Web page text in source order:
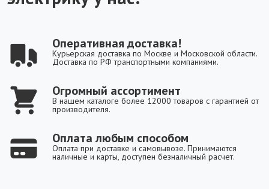
Оперативная доставка!
Курьерская доставка по Москве и Московской области.
Доставка по РФ транспортными компаниями.
Огромный ассортимент
В нашем каталоге более 12000 товаров с гарантией от
производителя.
Оплата любым способом
Оплата при доставке и самовывозе. Принимаются
наличные и карты, доступен безналичный расчет.